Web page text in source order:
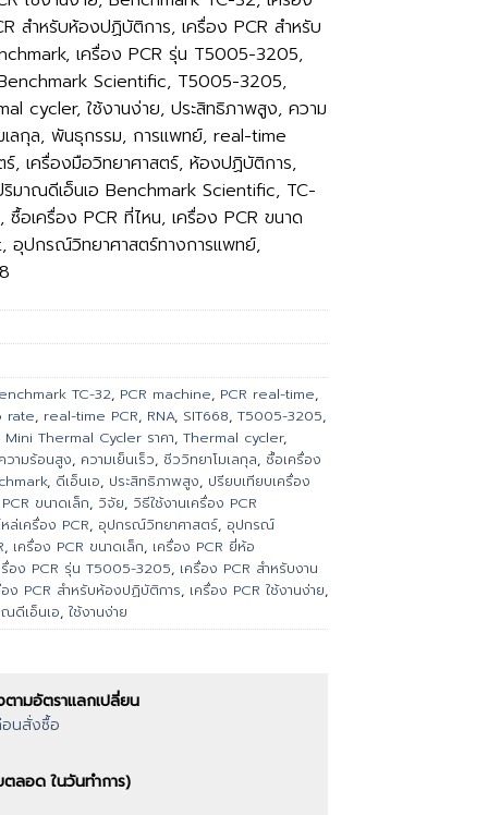
สำหรับห้องปฏิบัติการ, เครื่อง PCR สำหรับ
เครื่อง PCR รุ่น T5005-3205,
Scientific, T5005-3205,
cycler, ใช้งานง่าย, ประสิทธิภาพสูง, ความ
เลกุล, พันธุกรรม, การแพทย์, real-time
, เครื่องมือวิทยาศาสตร์, ห้องปฏิบัติการ,
ริมาณดีเอ็นเอ Benchmark Scientific, TC-
อเครื่อง PCR ที่ไหน, เครื่อง PCR ขนาด
อุปกรณ์วิทยาศาสตร์ทางการแพทย์,
TC-32, PCR machine, PCR real-time,
rate, real-time PCR, RNA, SIT668, T5005-3205,
Mini Thermal Cycler ราคา, Thermal cycler,
วามร้อนสูง, ความเย็นเร็ว, ชีววิทยาโมเลกุล, ซื้อเครื่อง
, ดีเอ็นเอ, ประสิทธิภาพสูง, ปรียบเทียบเครื่อง
ขนาดเล็ก, วิจัย, วิธีใช้งานเครื่อง PCR
ล่เครื่อง PCR, อุปกรณ์วิทยาศาสตร์, อุปกรณ์
, เครื่อง PCR ขนาดเล็ก, เครื่อง PCR ยี่ห้อ
รื่อง PCR รุ่น T5005-3205, เครื่อง PCR สำหรับงาน
อง PCR สำหรับห้องปฏิบัติการ, เครื่อง PCR ใช้งานง่าย,
ดีเอ็นเอ, ใช้งานง่าย
ตามอัตราแลกเปลี่ยน
อนสั่งซื้อ
ลอด ในวันทำการ)